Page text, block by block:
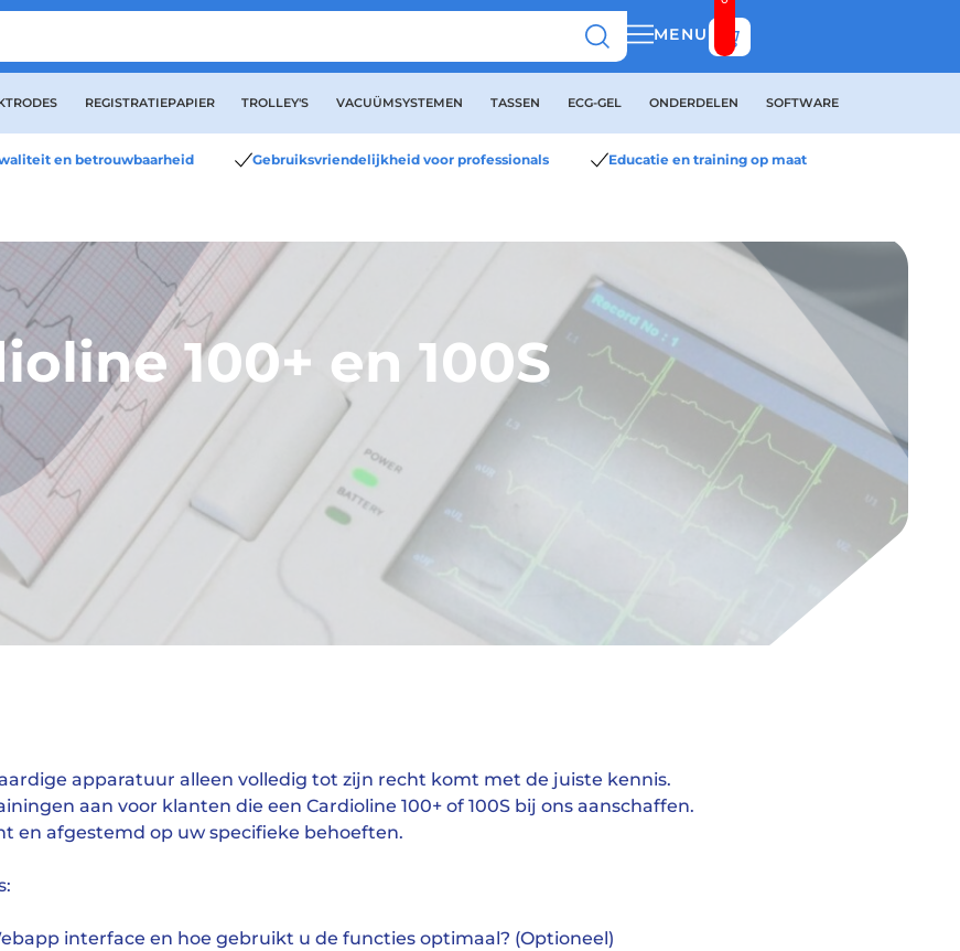
MENU Bekijk winkelwagen
REGISTRATIEPAPIER TROLLEY'S VACUÜMSYSTEMEN TASSEN ECG-GEL ONDERDELEN SOFTWARE
en betrouwbaarheid Gebruiksvriendelijkheid voor professionals Educatie en training op maat
100+ en 100S
apparatuur alleen volledig tot zijn recht komt met de juiste kennis.
aan voor klanten die een Cardioline 100+ of 100S bij ons aanschaffen.
en afgestemd op uw specifieke behoeften.
interface en hoe gebruikt u de functies optimaal? (Optioneel)